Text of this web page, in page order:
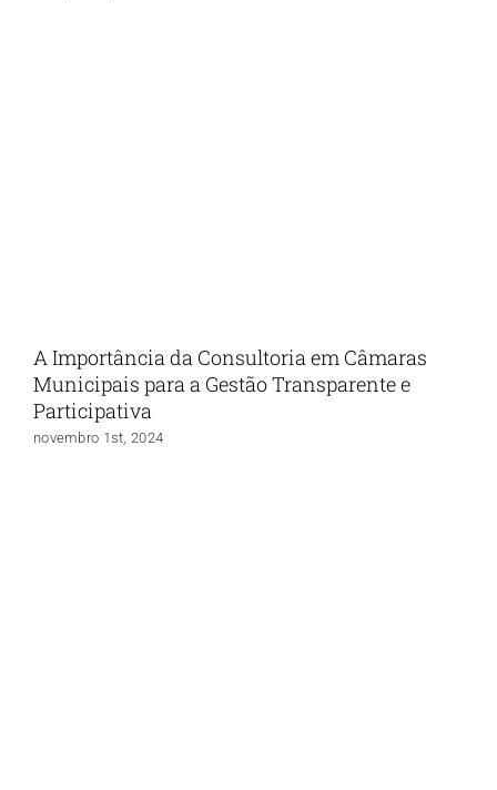
A Importância da Consultoria em Câmaras
Municipais para a Gestão Transparente e
Participativa
novembro 1st, 2024